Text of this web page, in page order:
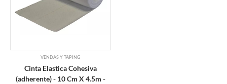
VENDAS Y TAPING
Cinta Elastica Cohesiva
(adherente) - 10 Cm X 4.5m -